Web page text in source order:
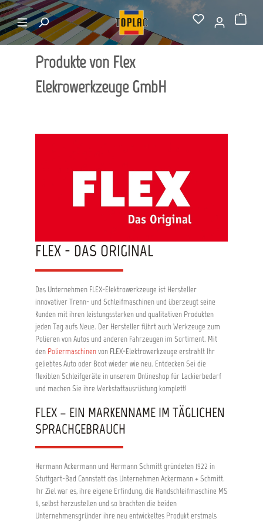
springen
Hersteller von A-Z Flex Elekrowerkzeuge GmbH
Produkte von Flex
Elekrowerkzeuge GmbH
FLEX - DAS ORIGINAL
Das Unternehmen FLEX-Elektrowerkzeuge ist Hersteller
innovativer Trenn- und Schleifmaschinen und überzeugt seine
Kunden mit ihren leistungsstarken und qualitativen Produkten
jeden Tag aufs Neue. Der Hersteller führt auch Werkzeuge zum
Polieren von Autos und anderen Fahrzeugen im Sortiment. Mit
den Poliermaschinenvon FLEX-Elektrowerkzeuge erstrahlt Ihr
geliebtes Auto oder Boot wieder wie neu. Entdecken Sei die
flexiblen Schleifgeräte in unserem Onlineshop für Lackierbedarf
und machen Sie ihre Werkstattausrüstung komplett!
FLEX – EIN MARKENNAME IM TÄGLICHEN
SPRACHGEBRAUCH
Hermann Ackermann und Hermann Schmitt gründeten 1922 in
Stuttgart-Bad Cannstatt das Unternehmen Ackermann + Schmitt.
Ihr Ziel war es, ihre eigene Erfindung, die Handschleifmaschine MS
6, selbst herzustellen und so brachten die beiden
Unternehmensgründer ihre neu entwickeltes Produkt erstmals